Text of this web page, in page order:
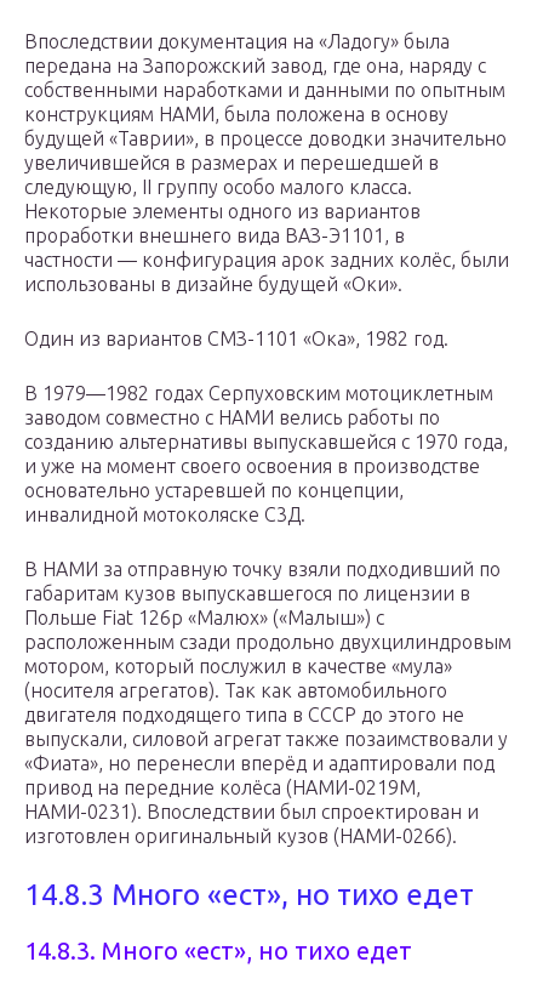
Впоследствии документация на «Ладогу» была
передана на Запорожский завод, где она, наряду с
собственными наработками и данными по опытным
конструкциям НАМИ, была положена в основу
будущей «Таврии», в процессе доводки значительно
увеличившейся в размерах и перешедшей в
следующую, II группу особо малого класса.
Некоторые элементы одного из вариантов
проработки внешнего вида ВАЗ-Э1101, в
частности — конфигурация арок задних колёс, были
использованы в дизайне будущей «Оки».
Один из вариантов СМЗ-1101 «Ока», 1982 год.
В 1979—1982 годах Серпуховским мотоциклетным
заводом совместно с НАМИ велись работы по
созданию альтернативы выпускавшейся с 1970 года,
и уже на момент своего освоения в производстве
основательно устаревшей по концепции,
инвалидной мотоколяске С3Д.
В НАМИ за отправную точку взяли подходивший по
габаритам кузов выпускавшегося по лицензии в
Польше Fiat 126p «Малюх» («Малыш») с
расположенным сзади продольно двухцилиндровым
мотором, который послужил в качестве «мула»
(носителя агрегатов). Так как автомобильного
двигателя подходящего типа в СССР до этого не
выпускали, силовой агрегат также позаимствовали у
«Фиата», но перенесли вперёд и адаптировали под
привод на передние колёса (НАМИ-0219М,
НАМИ-0231). Впоследствии был спроектирован и
изготовлен оригинальный кузов (НАМИ-0266).
14.8.3 Много «ест», но тихо едет
14.8.3. Много «ест», но тихо едет